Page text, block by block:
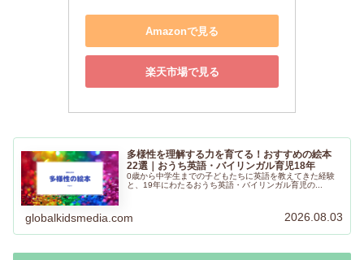
Amazonで見る
楽天市場で見る
多様性を理解する力を育てる！おすすめの絵本
22選｜おうち英語・バイリンガル育児18年
0歳から中学生までの子どもたちに英語を教えてきた経験
と、19年にわたるおうち英語・バイリンガル育児の...
globalkidsmedia.com 2026.08.03